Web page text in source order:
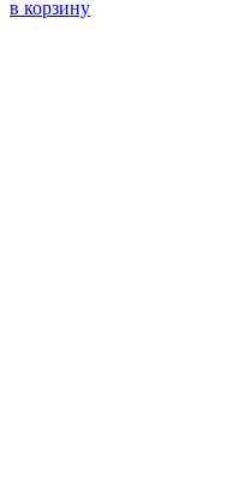
в корзину